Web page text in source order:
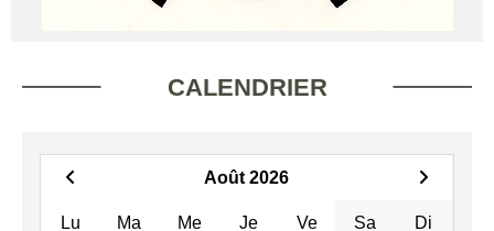
CALENDRIER
Août 2026
Lu Ma Me Je Ve Sa Di